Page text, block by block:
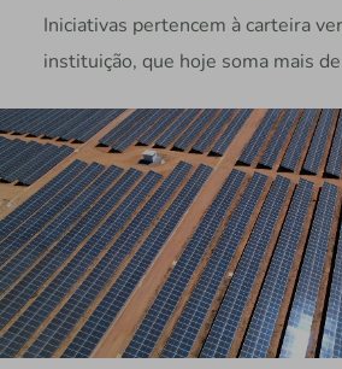
Iniciativas pertencem à carteira
instituição, que hoje soma mais